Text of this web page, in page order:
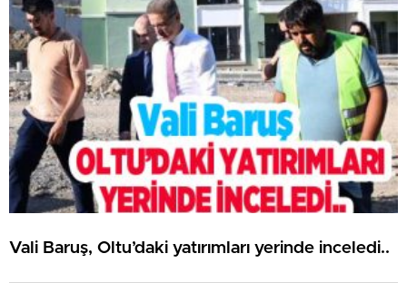
Vali Baruş, Oltu’daki yatırımları yerinde inceledi..